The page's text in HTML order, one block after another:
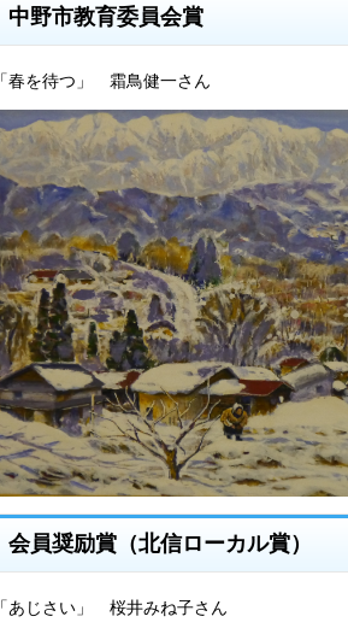
中野市教育委員会賞
「春を待つ」 霜鳥健一さん
会員奨励賞（北信ローカル賞）
「あじさい」 桜井みね子さん